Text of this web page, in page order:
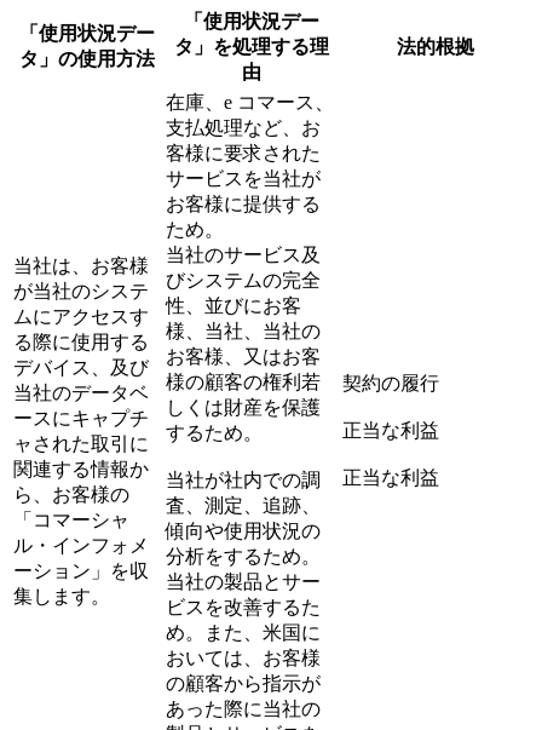
「使用状況デー
タ」の使用方法
「使用状況デー
タ」を処理する理
由
法的根拠
当社は、お客様
が当社のシステ
ムにアクセスす
る際に使用する
デバイス、及び
当社のデータベ
ースにキャプチ
ャされた取引に
関連する情報か
ら、お客様の
「コマーシャ
ル・インフォメ
ーション」を収
集します。
在庫、e コマース、
支払処理など、お
客様に要求された
サービスを当社が
お客様に提供する
ため。
当社のサービス及
びシステムの完全
性、並びにお客
様、当社、当社の
お客様、又はお客
様の顧客の権利若
しくは財産を保護
するため。
当社が社内での調
査、測定、追跡、
傾向や使用状況の
分析をするため。
当社の製品とサー
ビスを改善するた
め。また、米国に
おいては、お客様
の顧客から指示が
あった際に当社の
契約の履行
正当な利益
正当な利益